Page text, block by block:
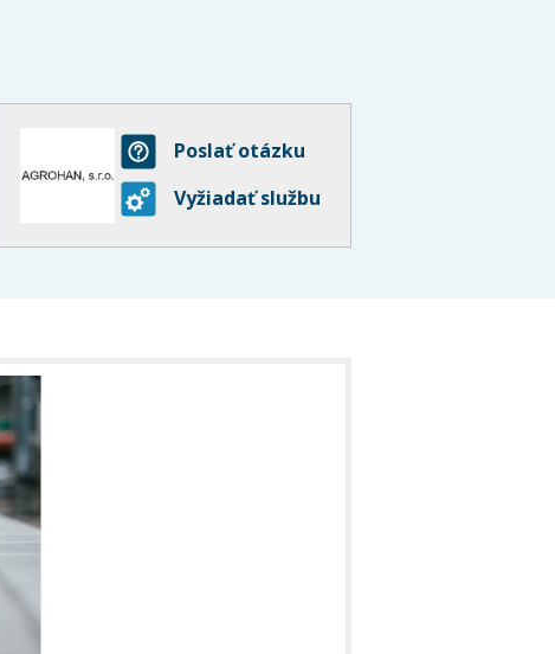
Poslať otázku
Vyžiadať službu